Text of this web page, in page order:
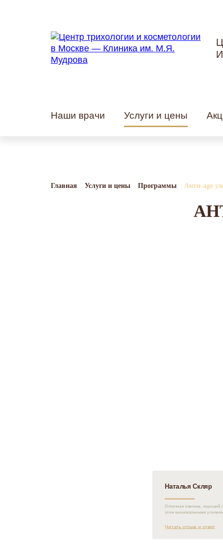
Наши врачи Услуги и цены
Главная Услуги и цены Программы Анти-age
Наталья Скляр
Отличная клиника, хороший
этом минимальными
Читать отзыв и ответ